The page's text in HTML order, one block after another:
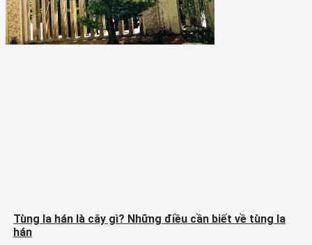
Tùng la hán là cây gì? Những điều cần biết về tùng la
hán